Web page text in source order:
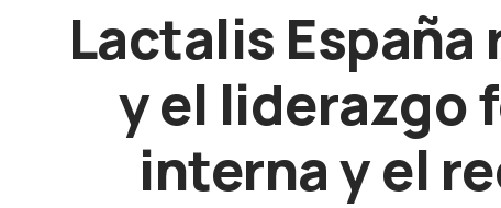
Lactalis
y el liderazgo
interna y el